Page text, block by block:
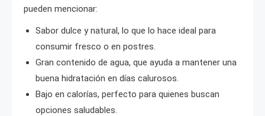
pueden mencionar:
Sabor dulce y natural, lo que lo hace ideal para
consumir fresco o en postres.
Gran contenido de agua, que ayuda a mantener una
buena hidratación en días calurosos.
Bajo en calorías, perfecto para quienes buscan
opciones saludables.